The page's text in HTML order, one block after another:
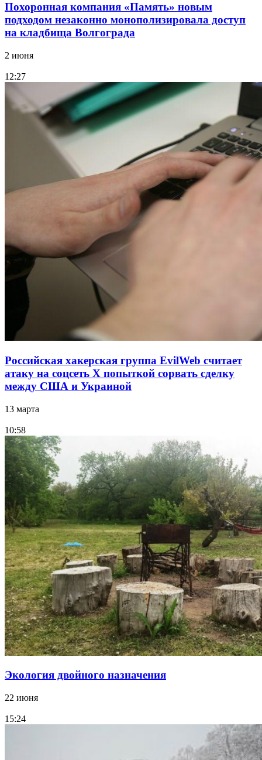
Похоронная компания «Память» новым
подходом незаконно монополизировала доступ
на кладбища Волгограда
2 июня
12:27
Российская хакерская группа EvilWeb считает
атаку на соцсеть Х попыткой сорвать сделку
между США и Украиной
13 марта
10:58
Экология двойного назначения
22 июня
15:24